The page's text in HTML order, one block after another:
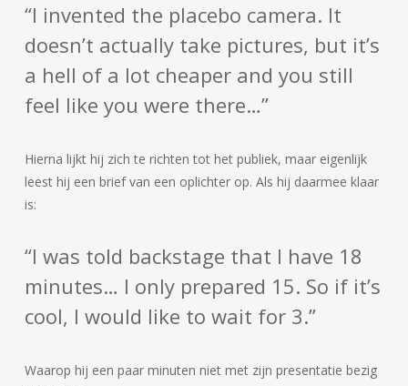
“I invented the placebo camera. It
doesn’t actually take pictures, but it’s
a hell of a lot cheaper and you still
feel like you were there…”
Hierna lijkt hij zich te richten tot het publiek, maar eigenlijk
leest hij een brief van een oplichter op. Als hij daarmee klaar
is:
“I was told backstage that I have 18
minutes… I only prepared 15. So if it’s
cool, I would like to wait for 3.”
Waarop hij een paar minuten niet met zijn presentatie bezig